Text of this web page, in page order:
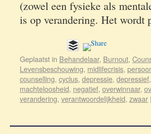
(zowel een fysieke als
is op verandering. Het wordt
Geplaatst in Behandelaar, Burnout,
Levensbeschouwing, midlifecrisis,
counselling, cyclus, depressie, depressief,
machteloosheid, negatief, overwinnaar,
verandering, verantwoordelijkheid, zwaar |